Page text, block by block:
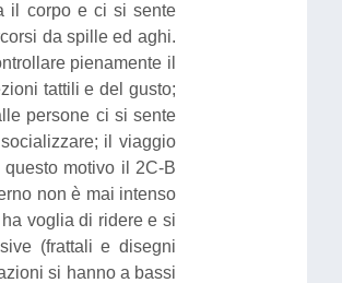
il corpo e ci si sente
da spille ed aghi.
pienamente il
tattili e del gusto;
persone ci si sente
il viaggio
motivo il 2C-B
non è mai intenso
voglia di ridere e si
(frattali e disegni
si hanno a bassi